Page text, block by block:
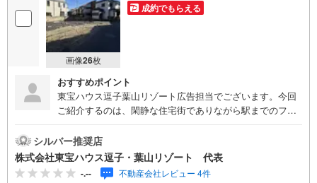
画像26枚
成約でもらえる
おすすめポイント
東宝ハウス逗子葉山リゾート広告担当でございます。今回
ご紹介するのは、閑静な住宅街でありながら駅までのフラ
ウス逗子葉山リゾート》私たちは、この地域に特化した不
動産仲介を通じて、皆さまが理想とする暮らしを実現する
お手伝いをしています。住まい選びは、単に「家を買う・
シルバー推奨店
株式会社東宝ハウス逗子・葉山リゾート 代表
-.-- 不動産会社レビュー 4件